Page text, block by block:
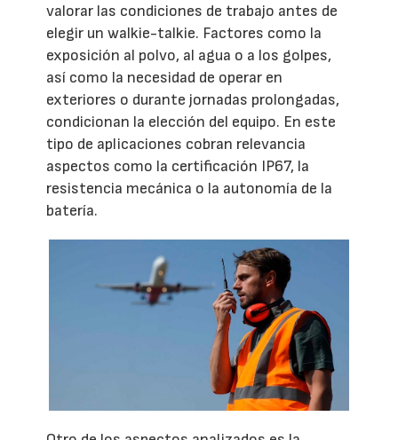
valorar las condiciones de trabajo antes de
elegir un walkie-talkie. Factores como la
exposición al polvo, al agua o a los golpes,
así como la necesidad de operar en
exteriores o durante jornadas prolongadas,
condicionan la elección del equipo. En este
tipo de aplicaciones cobran relevancia
aspectos como la certificación IP67, la
resistencia mecánica o la autonomía de la
batería.